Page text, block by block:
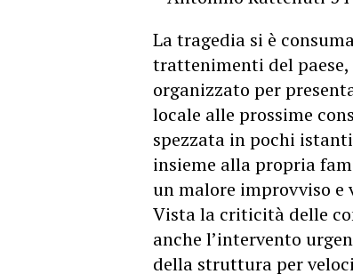
La tragedia si è
trattenimenti del
organizzato per
locale alle prossime
spezzata in pochi
insieme alla propria
un malore improvviso e
Vista la criticità delle
anche l’intervento
della struttura per